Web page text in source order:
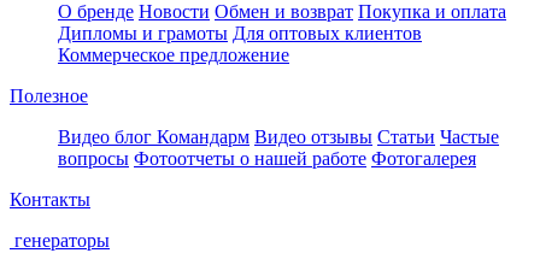
О бренде Новости Обмен и возврат Покупка и оплата
Дипломы и грамоты Для оптовых клиентов
Коммерческое предложение
Полезное
Видео блог Командарм Видео отзывы Статьи Частые
вопросы Фотоотчеты о нашей работе Фотогалерея
Контакты
генераторы